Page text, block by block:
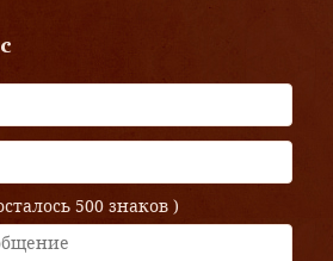
500 знаков )